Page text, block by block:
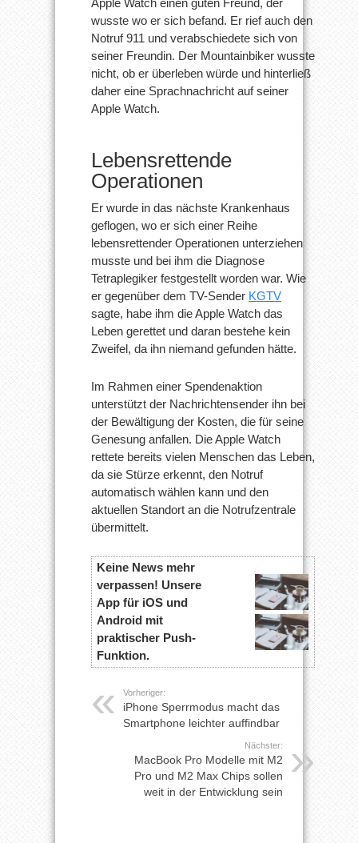
wusste wo er sich befand. Er rief auch den
Notruf 911 und verabschiedete sich von
seiner Freundin. Der Mountainbiker wusste
nicht, ob er überleben würde und hinterließ
daher eine Sprachnachricht auf seiner
Apple Watch.
Lebensrettende
Operationen
Er wurde in das nächste Krankenhaus
geflogen, wo er sich einer Reihe
lebensrettender Operationen unterziehen
musste und bei ihm die Diagnose
Tetraplegiker festgestellt worden war. Wie
er gegenüber dem TV-Sender KGTV
sagte, habe ihm die Apple Watch das
Leben gerettet und daran bestehe kein
Zweifel, da ihn niemand gefunden hätte.
Im Rahmen einer Spendenaktion
unterstützt der Nachrichtensender ihn bei
der Bewältigung der Kosten, die für seine
Genesung anfallen. Die Apple Watch
rettete bereits vielen Menschen das Leben,
da sie Stürze erkennt, den Notruf
automatisch wählen kann und den
aktuellen Standort an die Notrufzentrale
übermittelt.
Keine News mehr
verpassen! Unsere
App für iOS und
Android mit
praktischer Push-
Funktion.
Vorheriger:
iPhone Sperrmodus macht das
Smartphone leichter auffindbar
Nächster:
MacBook Pro Modelle mit M2
Pro und M2 Max Chips sollen
weit in der Entwicklung sein